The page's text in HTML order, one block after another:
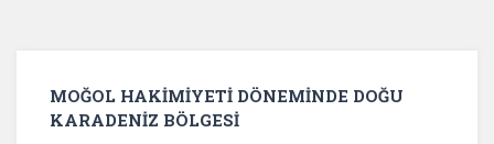
MOĞOL HAKİMİYETİ DÖNEMİNDE DOĞU
KARADENİZ BÖLGESİ